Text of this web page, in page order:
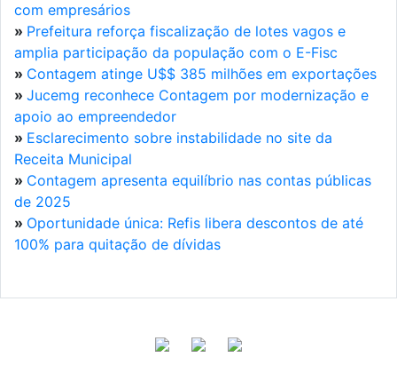
com empresários
» Prefeitura reforça fiscalização de lotes vagos e
amplia participação da população com o E-Fisc
» Contagem atinge U$$ 385 milhões em exportações
» Jucemg reconhece Contagem por modernização e
apoio ao empreendedor
» Esclarecimento sobre instabilidade no site da
Receita Municipal
» Contagem apresenta equilíbrio nas contas públicas
de 2025
» Oportunidade única: Refis libera descontos de até
100% para quitação de dívidas